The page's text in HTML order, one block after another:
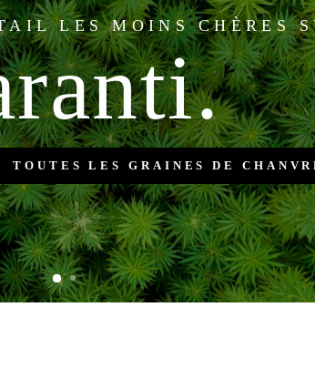
EN CENTIMES ET
GRAINES DE CHANVRE